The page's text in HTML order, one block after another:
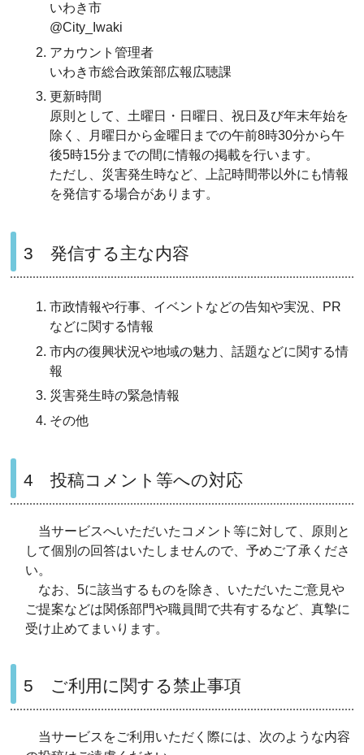
いわき市
@City_Iwaki
アカウント管理者
いわき市総合政策部広報広聴課
更新時間
原則として、土曜日・日曜日、祝日及び年末年始を
除く、月曜日から金曜日までの午前8時30分から午
後5時15分までの間に情報の掲載を行います。
ただし、災害発生時など、上記時間帯以外にも情報
を発信する場合があります。
3 発信する主な内容
市政情報や行事、イベントなどの告知や実況、PR
などに関する情報
市内の復興状況や地域の魅力、話題などに関する情
報
災害発生時の緊急情報
その他
4 投稿コメント等への対応
当サービスへいただいたコメント等に対して、原則と
して個別の回答はいたしませんので、予めご了承くださ
い。
なお、5に該当するものを除き、いただいたご意見や
ご提案などは関係部門や職員間で共有するなど、真摯に
受け止めてまいります。
5 ご利用に関する禁止事項
当サービスをご利用いただく際には、次のような内容